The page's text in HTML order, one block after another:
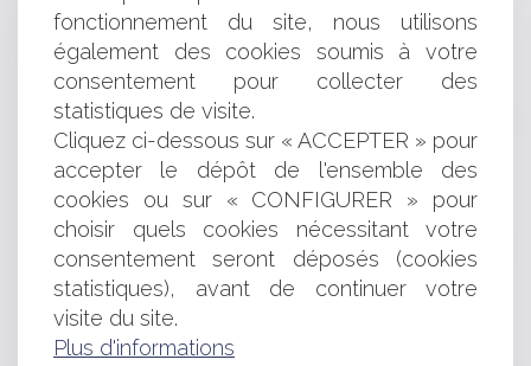
l’opposabilité de la publicité foncière
Dirigeants : panorama de vos responsabilités liées à
l’exercice de vos missions
Le cautionnement confronté à la Convention
européenne des droits de l’homme
Fiscalité et occupation domaniale : Chambord fait de la
résistance !
Mon contrat contient une clause d’arbitrage : Dois-je
paniquer ?
Le remplacement du maire empêché dans la
plénitude de ses fonctions
Le vendeur professionnel n'est pas tenu d'informer
l'acheteur sur des points qu'il connaît déjà
Elections municipales : une définition rénovée de
fonctionnement du site, nous utilisons
également des cookies soumis à votre
consentement pour collecter des
statistiques de visite.
Cliquez ci-dessous sur « ACCEPTER » pour
accepter le dépôt de l'ensemble des
cookies ou sur « CONFIGURER » pour
choisir quels cookies nécessitant votre
consentement seront déposés (cookies
statistiques), avant de continuer votre
visite du site.
Plus d'informations